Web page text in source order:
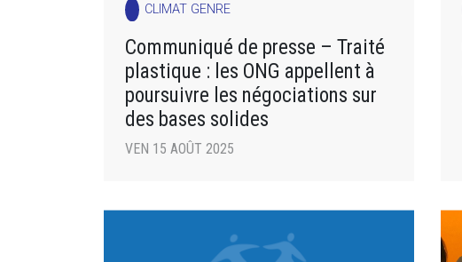
CLIMAT GENRE
Communiqué de presse – Traité
plastique : les ONG appellent à
poursuivre les négociations sur
des bases solides
VEN 15 AOÛT 2025